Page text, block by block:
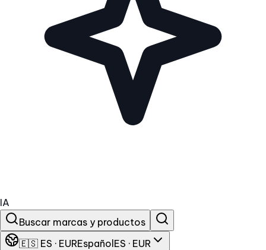
IA
Buscar marcas y productos
🇪🇸 ES · EUREspañol ES · EUR